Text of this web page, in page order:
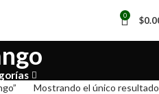
0 $
Mostrando el único resultado